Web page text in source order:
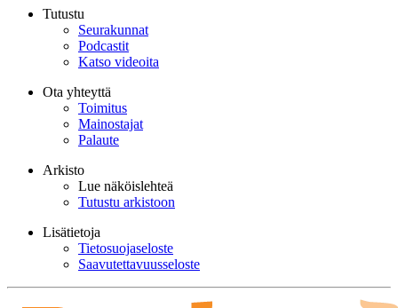
Tutustu
Seurakunnat
Podcastit
Katso videoita
Ota yhteyttä
Toimitus
Mainostajat
Palaute
Arkisto
Lue näköislehteä
Tutustu arkistoon
Lisätietoja
Tietosuojaseloste
Saavutettavuusseloste